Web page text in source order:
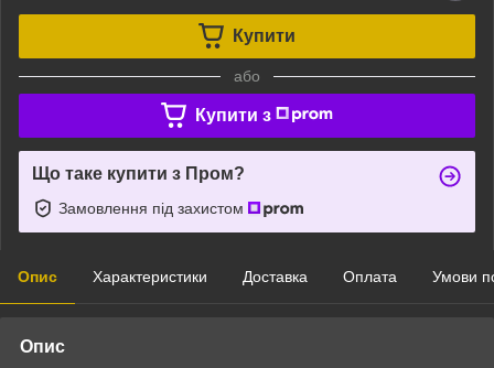
Купити
або
Купити з
Що таке купити з Пром?
Замовлення під захистом
Опис Характеристики Доставка Оплата Умови
Опис